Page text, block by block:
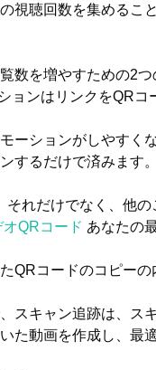
視聴回数を集めるこ
数を増やすための2
ョンはリンクをQRコ
ーションがしやすく
するだけで済みます。
それだけでなく、他
オQRコード あなたの
QRコードのコピー
スキャン追跡は、ス
た動画を作成し、最